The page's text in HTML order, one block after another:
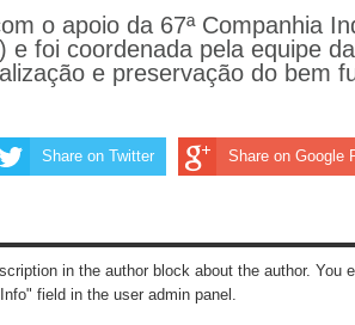
o apoio da 67ª Companhia
e foi coordenada pela equipe
e preservação do bem
Share on Twitter Share on Google
in the author block about the author. You
field in the user admin panel.